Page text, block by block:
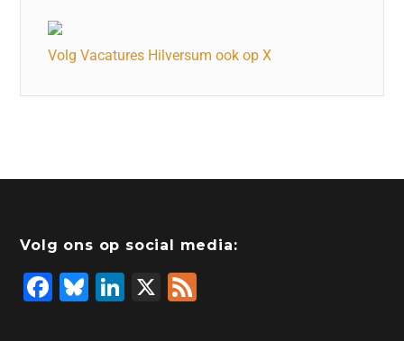
Volg Vacatures Hilversum ook op X
Volg ons op social media:
F
Bl
Li X